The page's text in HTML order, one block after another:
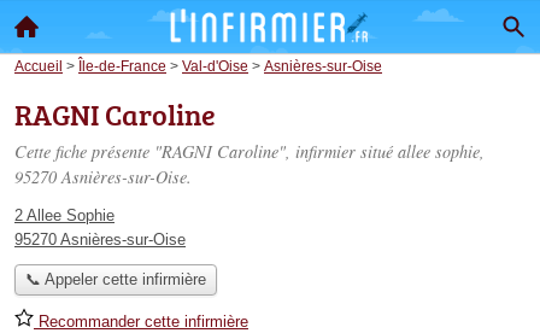
Accueil > Île-de-France > Val-d'Oise > Asnières-sur-Oise
RAGNI Caroline
Cette fiche présente "RAGNI Caroline", infirmier situé allee sophie,
95270 Asnières-sur-Oise.
2 Allee Sophie
95270 Asnières-sur-Oise
📞 Appeler cette infirmière
Recommander cette infirmière